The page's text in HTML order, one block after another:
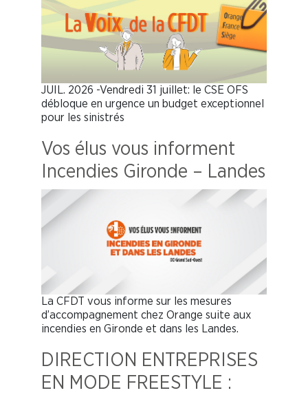
JUIL. 2026 -Vendredi 31 juillet: le CSE OFS
débloque en urgence un budget exceptionnel
pour les sinistrés
Vos élus vous informent
Incendies Gironde – Landes
La CFDT vous informe sur les mesures
d’accompagnement chez Orange suite aux
incendies en Gironde et dans les Landes.
DIRECTION ENTREPRISES
EN MODE FREESTYLE :